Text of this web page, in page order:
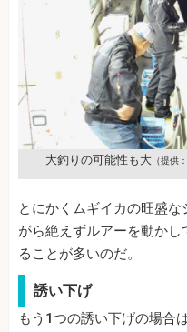
大釣りの可能性も大（提供
とにかくムギイカの旺盛
がら絶えずルアーを動か
ることが多いのだ。
誘い下げ
もう1つの誘い下げの場合